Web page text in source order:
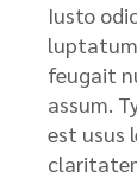
Iusto
feugait
assum.
est usus